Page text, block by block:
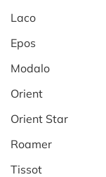
Laco
Epos
Modalo
Orient
Orient Star
Roamer
Tissot